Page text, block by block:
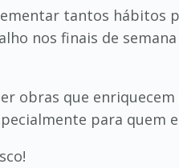
tantos hábitos
nos finais de
obras que
para